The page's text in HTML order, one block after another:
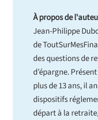
À propos de
Jean-Philippe
de
des questions de
d’épargne.
plus de 13 ans, il
dispositifs
départ à la